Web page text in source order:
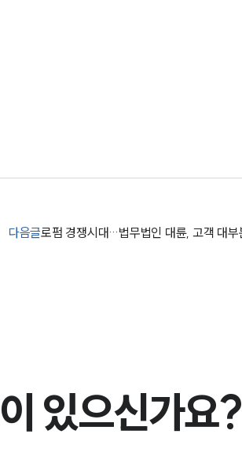
언론보도
공지사항
다음글
있으신가요?